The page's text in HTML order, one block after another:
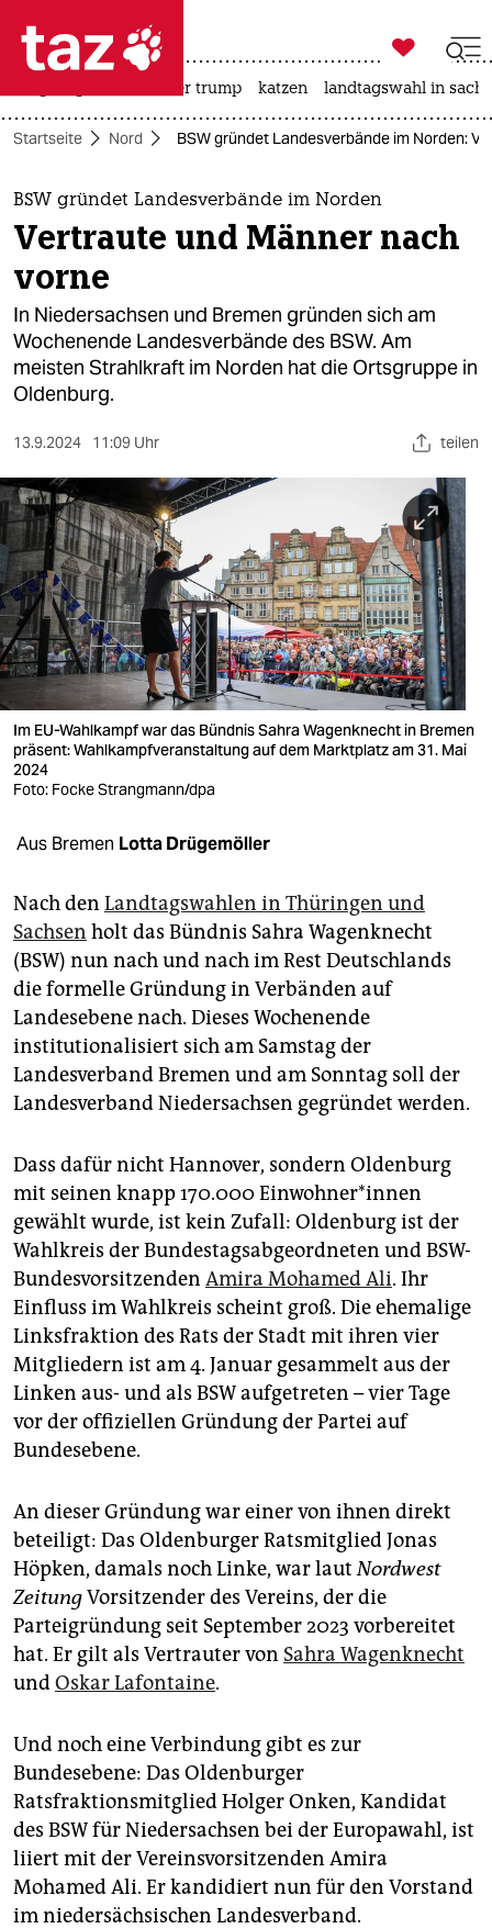
 taz zahl ich
taz zahl ich
themen
politik
öko
gesellschaft
kultur
sport
berlin
nord
wahrheit
verlag
verlag
veranstaltungen
shop
unterstützen
abo
genossenschaft
epaper login

taz zahl ich
usa unter trump katzen landtagswahl in
Startseite Nord BSW gründet Landesverbände im Norden:
BSW gründet Landesverbände im Norden
Vertraute und Männer nach
vorne
In Niedersachsen und Bremen gründen sich am
Wochenende Landesverbände des BSW. Am
meisten Strahlkraft im Norden hat die Ortsgruppe in
Oldenburg.
13.9.2024 11:09 Uhr teilen
Im EU-Wahlkampf war das Bündnis Sahra Wagenknecht in Bremen
präsent: Wahlkampfveranstaltung auf dem Marktplatz am 31. Mai
2024
Foto: Focke Strangmann/dpa
Aus Bremen Lotta Drügemöller
Nach den Landtagswahlen in Thüringen und
Sachsen holt das Bündnis Sahra Wagenknecht
(BSW) nun nach und nach im Rest Deutschlands
die formelle Gründung in Verbänden auf
Landesebene nach. Dieses Wochenende
institutionalisiert sich am Samstag der
Landesverband Bremen und am Sonntag soll der
Landesverband Niedersachsen gegründet werden.
Dass dafür nicht Hannover, sondern Oldenburg
mit seinen knapp 170.000 Ein­woh­ne­r*in­nen
gewählt wurde, ist kein Zufall: Oldenburg ist der
Wahlkreis der Bundestagsabgeordneten und BSW-
Bundesvorsitzenden Amira Mohamed Ali. Ihr
Einfluss im Wahlkreis scheint groß. Die ehemalige
Linksfraktion des Rats der Stadt mit ihren vier
Mitgliedern ist am 4. Januar gesammelt aus der
Linken aus- und als BSW aufgetreten – vier Tage
vor der offiziellen Gründung der Partei auf
Bundesebene.
An dieser Gründung war einer von ihnen direkt
beteiligt: Das Oldenburger Ratsmitglied Jonas
Höpken, damals noch Linke, war lautNordwest
ZeitungVorsitzender des Vereins, der die
Parteigründung seit September 2023 vorbereitet
hat. Er gilt als Vertrauter von Sahra Wagenknecht
undOskar Lafontaine.
Und noch eine Verbindung gibt es zur
Bundesebene: Das Oldenburger
Ratsfraktionsmitglied Holger Onken, Kandidat
des BSW für Niedersachsen bei der Europawahl, ist
liiert mit der Vereinsvorsitzenden Amira
Mohamed Ali. Er kandidiert nun für den Vorstand
im niedersächsischen Landesverband.